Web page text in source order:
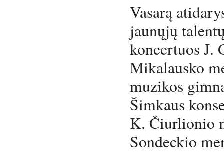
Vasarą
jaunųjų
koncertuos J.
Mikalausko
muzikos
Šimkaus
K. Čiurlionio
Sondeckio